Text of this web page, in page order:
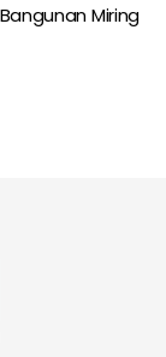
Miring